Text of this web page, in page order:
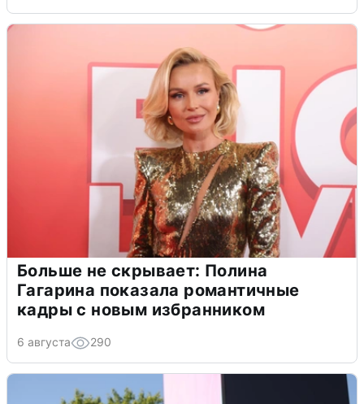
Больше не скрывает: Полина
Гагарина показала романтичные
кадры с новым избранником
6 августа 290